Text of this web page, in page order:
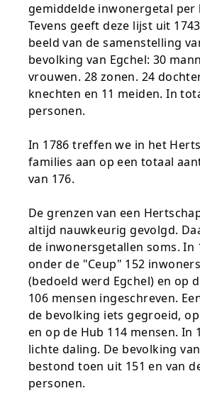
gemiddelde inwonergetal per
Tevens geeft deze lijst uit
beeld van de samenstelling
bevolking van Egchel: 30
vrouwen. 28 zonen. 24
knechten en 11 meiden. In
personen.
In 1786 treffen we in het
families aan op een totaal
van 176.
De grenzen van een
altijd nauwkeurig gevolgd.
de inwonersgetallen soms. In
onder de "Ceup" 152
(bedoeld werd Egchel) en op
106 mensen ingeschreven.
de bevolking iets gegroeid,
en op de Hub 114 mensen. In
lichte daling. De bevolking
bestond toen uit 151 en van
personen.